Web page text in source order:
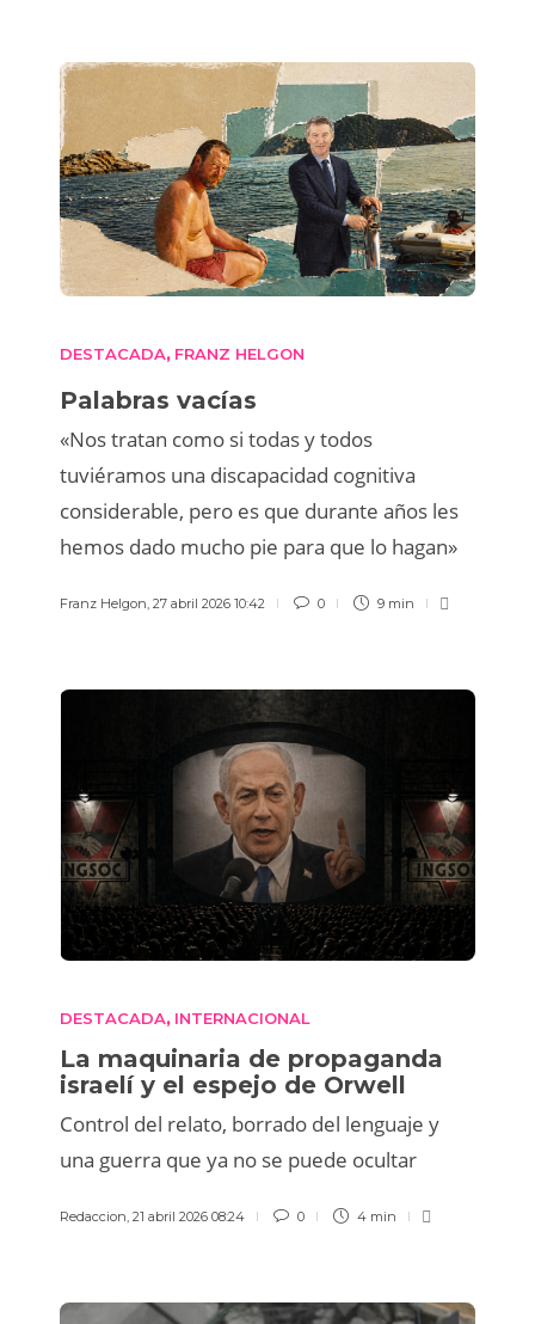
DESTACADA, FRANZ HELGON
Palabras vacías
«Nos tratan como si todas y todos
tuviéramos una discapacidad cognitiva
considerable, pero es que durante años les
hemos dado mucho pie para que lo hagan»
Franz Helgon 27 abril 2026 10:42 0 9 min
DESTACADA, INTERNACIONAL
La maquinaria de propaganda
israelí y el espejo de Orwell
Control del relato, borrado del lenguaje y
una guerra que ya no se puede ocultar
Redaccion 21 abril 2026 08:24 0 4 min